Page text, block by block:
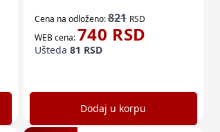
Cena na odloženo:821 RSD
WEB cena:740 RSD
Ušteda 81 RSD
Dodaj u korpu